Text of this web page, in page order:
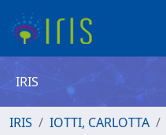
IRIS
IRIS IOTTI, CARLOTTA